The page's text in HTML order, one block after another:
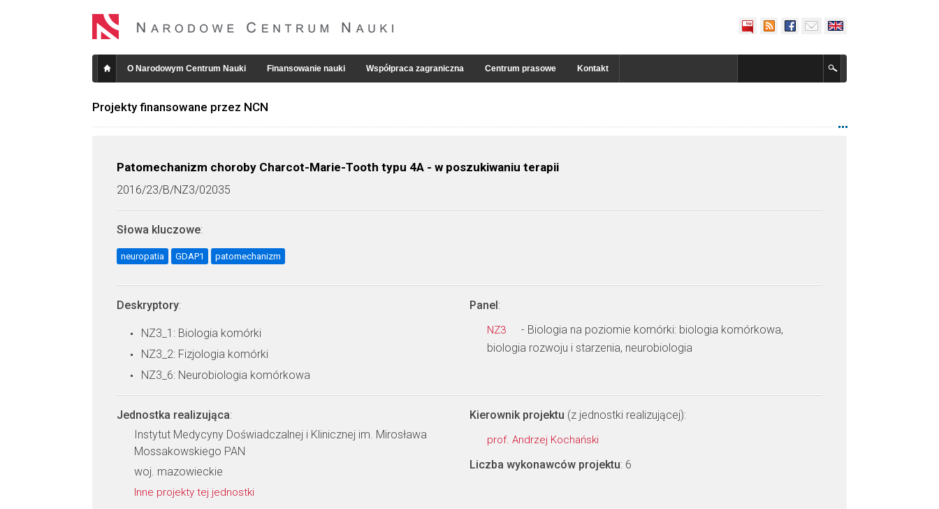
O Narodowym Centrum Nauki Finansowanie nauki Współpraca zagraniczna Centrum prasowe Kontakt
Projekty finansowane przez NCN
Patomechanizm choroby Charcot-Marie-Tooth typu 4A - w poszukiwaniu terapii
2016/23/B/NZ3/02035
Słowa kluczowe:
neuropatia GDAP1 patomechanizm
Deskryptory:
NZ3_1: Biologia komórki
NZ3_2: Fizjologia komórki
NZ3_6: Neurobiologia komórkowa
Panel:
NZ3
- Biologia na poziomie komórki: biologia komórkowa,
biologia rozwoju i starzenia, neurobiologia
Jednostka realizująca:
Instytut Medycyny Doświadczalnej i Klinicznej im. Mirosława
Mossakowskiego PAN
woj. mazowieckie
Inne projekty tej jednostki
Kierownik projektu (z jednostki realizującej):
prof. Andrzej Kochański
Liczba wykonawców projektu: 6